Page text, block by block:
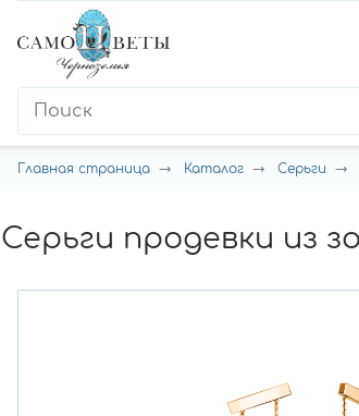
Главная страница Каталог Серьги
Серьги продевки из